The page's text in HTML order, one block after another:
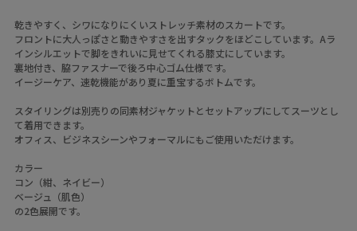
乾きやすく、シワになりにくいストレッチ素材のスカートです。
フロントに大人っぽさと動きやすさを出すタックをほどこしています。Aラ
インシルエットで脚をきれいに見せてくれる膝丈にしています。
裏地付き、脇ファスナーで後ろ中心ゴム仕様です。
イージーケア、速乾機能があり夏に重宝するボトムです。
スタイリングは別売りの同素材ジャケットとセットアップにしてスーツとし
て着用できます。
オフィス、ビジネスシーンやフォーマルにもご使用いただけます。
カラー
コン（紺、ネイビー）
ベージュ（肌色）
の2色展開です。